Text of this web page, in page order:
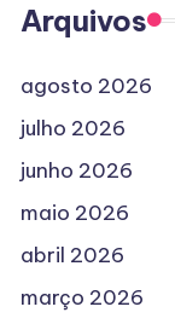
Arquivos
agosto 2026
julho 2026
junho 2026
maio 2026
abril 2026
março 2026